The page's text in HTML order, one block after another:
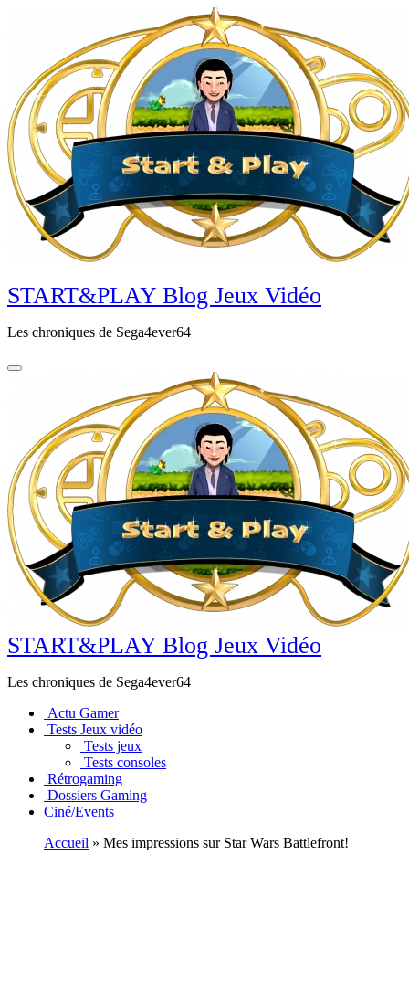
principal
START&PLAY Blog Jeux Vidéo
Les chroniques de Sega4ever64
START&PLAY Blog Jeux Vidéo
Les chroniques de Sega4ever64
Actu Gamer
Tests Jeux vidéo
Tests jeux
Tests consoles
Rétrogaming
Dossiers Gaming
Ciné/Events
Accueil » Mes impressions sur Star Wars Battlefront!